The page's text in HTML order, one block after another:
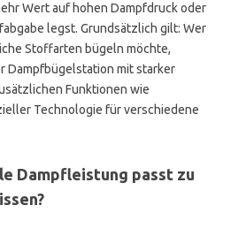
Wert auf hohen Dampfdruck oder
legst. Grundsätzlich gilt: Wer
Stoffarten bügeln möchte,
Dampfbügelstation mit starker
Funktionen wie
Technologie für verschiedene
Dampfleistung passt zu